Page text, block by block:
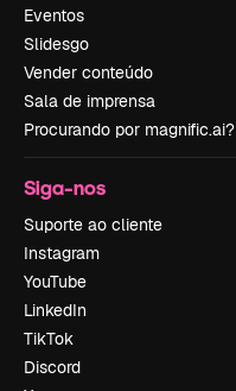
Eventos
Slidesgo
Vender conteúdo
Sala de imprensa
Procurando por magnific.ai?
Siga-nos
Suporte ao cliente
Instagram
YouTube
LinkedIn
TikTok
Discord